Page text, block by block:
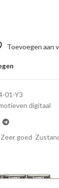
Toevoegen aan
01-Y3
digitaal
goed